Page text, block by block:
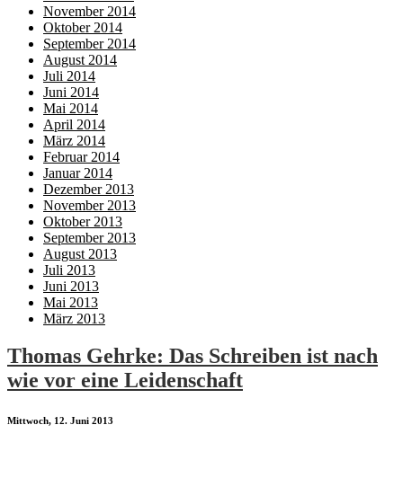
November 2014
Oktober 2014
September 2014
August 2014
Juli 2014
Juni 2014
Mai 2014
April 2014
März 2014
Februar 2014
Januar 2014
Dezember 2013
November 2013
Oktober 2013
September 2013
August 2013
Juli 2013
Juni 2013
Mai 2013
März 2013
Thomas Gehrke: Das Schreiben ist nach
wie vor eine Leidenschaft
Mittwoch, 12. Juni 2013